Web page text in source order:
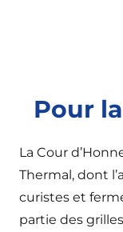
Pour
La Cour
Thermal, dont
curistes et
partie des